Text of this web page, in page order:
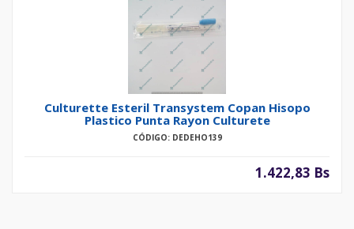
Culturette Esteril Transystem Copan Hisopo
Plastico Punta Rayon Culturete
CÓDIGO: DEDEHO139
1.422,83 Bs